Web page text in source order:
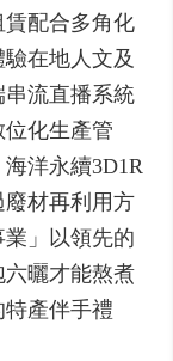
配合多角化
在地人文及
流直播系統
化生產管
洋永續3D1R
材再利用方
」以領先的
曬才能熬煮
產伴手禮